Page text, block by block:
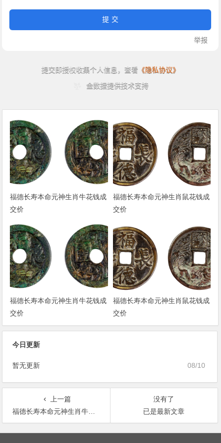
福德长寿本命元神生肖牛花钱成
交价
福德长寿本命元神生肖鼠花钱成
交价
福德长寿本命元神生肖牛花钱成
交价
福德长寿本命元神生肖鼠花钱成
交价
今日更新
08/10
暂无更新
上一篇
福德长寿本命元神生肖牛花钱成交价
没有了
已是最新文章
文